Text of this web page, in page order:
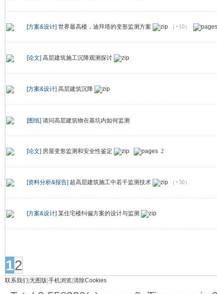
[方案&设计] 世界最高楼，迪拜塔的变形监测方案 （+10）
[论文] 高层建筑施工沉降观测探讨
[方案&设计] 高层建筑沉降
[图纸] 请问高层建筑物在基坑内如何监测
[论文] 房屋变形监测和安全性鉴定 2
[资料分析&报告] 超高层建筑施工中若干监测技术 （+50）
[方案&设计] 某住宅楼纠偏方案的设计与监测
12
联系我们|无图版|手机浏览|清除Cookies